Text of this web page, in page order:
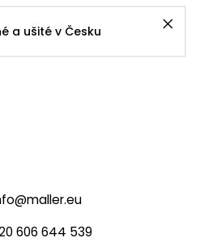
a ušité v Česku
Detail
@maller.eu
606 644 539